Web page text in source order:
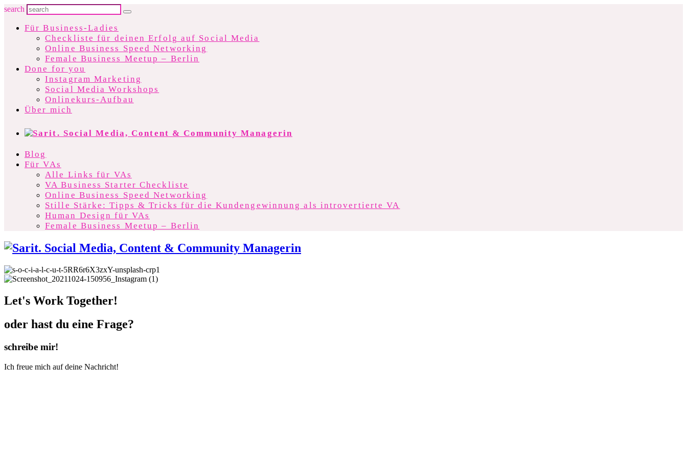
search
Für Business-Ladies
Checkliste für deinen Erfolg auf Social Media
Online Business Speed Networking
Female Business Meetup – Berlin
Done for you
Instagram Marketing
Social Media Workshops
Onlinekurs-Aufbau
Über mich
Blog
Für VAs
Alle Links für VAs
VA Business Starter Checkliste
Online Business Speed Networking
Stille Stärke: Tipps & Tricks für die Kundengewinnung als introvertierte VA
Human Design für VAs
Female Business Meetup – Berlin
Let's Work Together!
oder hast du eine Frage?
schreibe mir!
Ich freue mich auf deine Nachricht!